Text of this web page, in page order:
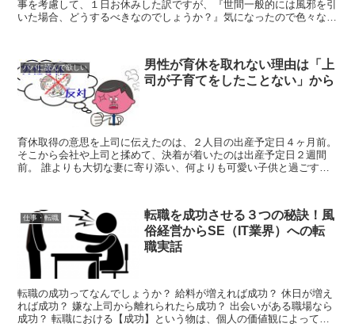
事を考慮して、１日お休みした訳ですが、『世間一般的には風邪を引
いた場合、どうするべきなのでしょうか？』気になったので色々な意
パパに読んで欲しい
男性が育休を取れない理由は「上
司が子育てをしたことない」から
育休取得の意思を上司に伝えたのは、２人目の出産予定日４ヶ月前。
そこから会社や上司と揉めて、決着が着いたのは出産予定日２週間
前。 誰よりも大切な妻に寄り添い、何よりも可愛い子供と過ごす。
仕事・転職
転職を成功させる３つの秘訣！風
俗経営からSE（IT業界）への転
職実話
転職の成功ってなんでしょうか？ 給料が増えれば成功？ 休日が増え
れば成功？ 嫌な上司から離れられたら成功？ 出会いがある職場なら
成功？ 転職における【成功】という物は、個人の価値観によって大